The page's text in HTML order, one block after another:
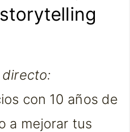
directo:
con 10 años de
a mejorar tus